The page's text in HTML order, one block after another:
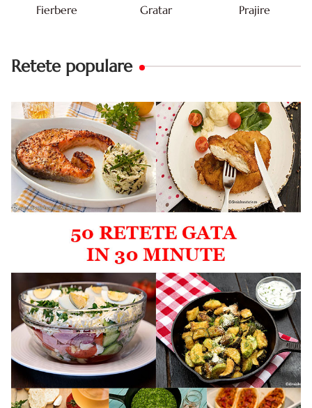
Fierbere Gratar Prajire
Retete populare